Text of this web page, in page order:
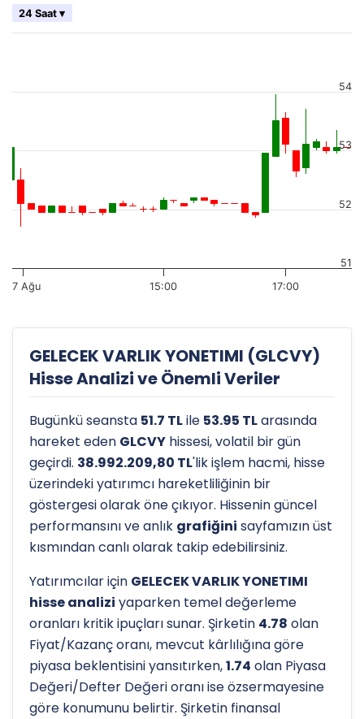
24 Saat ▾
7 Ağu 15:00 17:00
51
52
53
54
GELECEK VARLIK YONETIMI (GLCVY)
Hisse Analizi ve Önemli Veriler
Bugünkü seansta 51.7 TLile 53.95 TLarasında
hareket eden GLCVY hissesi, volatil bir gün
geçirdi. 38.992.209,80 TL'lik işlem hacmi, hisse
üzerindeki yatırımcı hareketliliğinin bir
göstergesi olarak öne çıkıyor. Hissenin güncel
performansını ve anlık grafiğini sayfamızın üst
kısmından canlı olarak takip edebilirsiniz.
Yatırımcılar için GELECEK VARLIK YONETIMI
hisse analizi yaparken temel değerleme
oranları kritik ipuçları sunar. Şirketin 4.78 olan
Fiyat/Kazanç oranı, mevcut kârlılığına göre
piyasa beklentisini yansıtırken,1.74 olan Piyasa
Değeri/Defter Değeri oranı ise özsermayesine
göre konumunu belirtir. Şirketin finansal